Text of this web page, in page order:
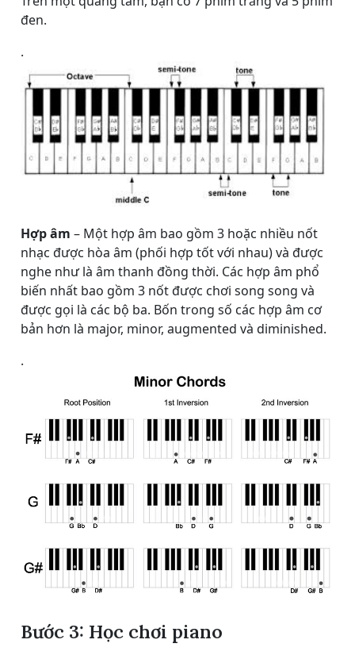
đen.
.
Hợp âm – Một hợp âm bao gồm 3 hoặc nhiều nốt
nhạc được hòa âm (phối hợp tốt với nhau) và được
nghe như là âm thanh đồng thời. Các hợp âm phổ
biến nhất bao gồm 3 nốt được chơi song song và
được gọi là các bộ ba. Bốn trong số các hợp âm cơ
bản hơn là major, minor, augmented và diminished.
.
Bước 3: Học chơi piano